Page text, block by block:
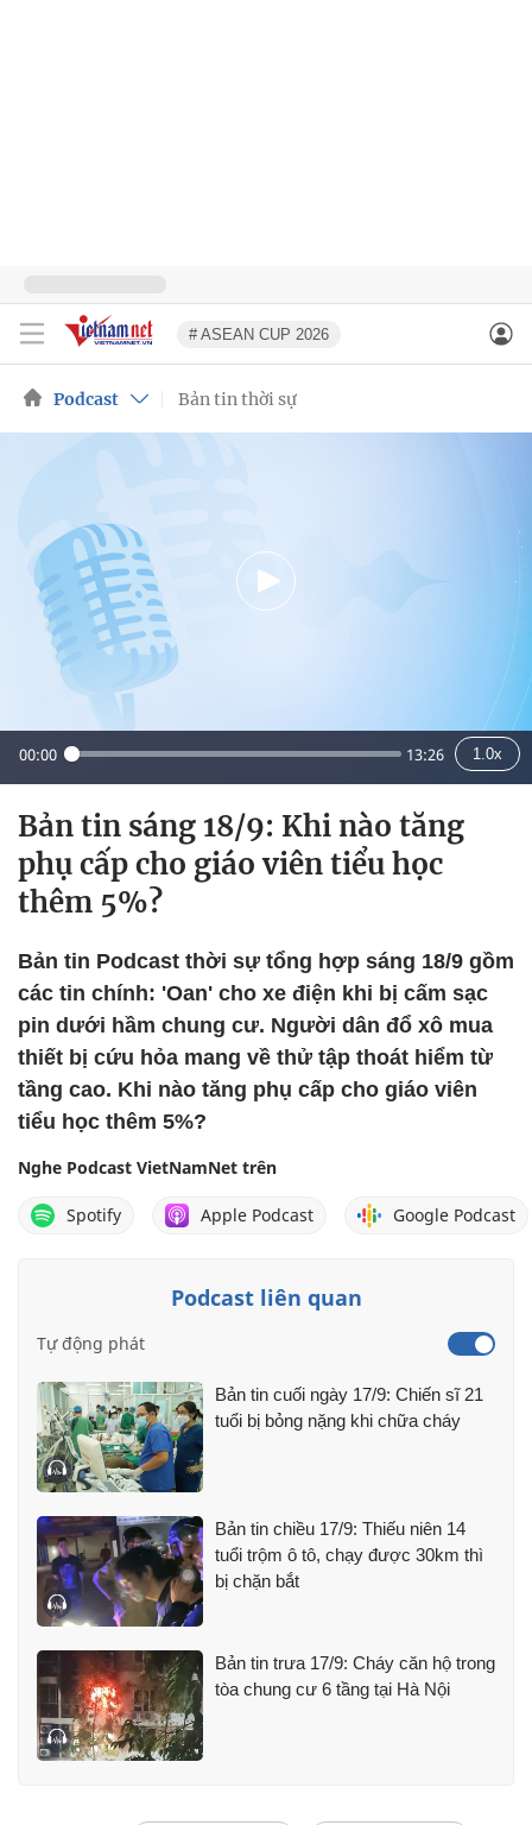
# ASEAN CUP 2026
Podcast Bản tin thời sự
00:00 13:26 1.0x
Bản tin sáng 18/9: Khi nào tăng
phụ cấp cho giáo viên tiểu học
thêm 5%?
Bản tin Podcast thời sự tổng hợp sáng 18/9 gồm
các tin chính: 'Oan' cho xe điện khi bị cấm sạc
pin dưới hầm chung cư. Người dân đổ xô mua
thiết bị cứu hỏa mang về thử tập thoát hiểm từ
tầng cao. Khi nào tăng phụ cấp cho giáo viên
tiểu học thêm 5%?
Podcast liên quan
Tự động phát
Bản tin cuối ngày 17/9: Chiến sĩ 21
tuổi bị bỏng nặng khi chữa cháy
Bản tin chiều 17/9: Thiếu niên 14
tuổi trộm ô tô, chạy được 30km thì
bị chặn bắt
Bản tin trưa 17/9: Cháy căn hộ trong
tòa chung cư 6 tầng tại Hà Nội
Nghe Podcast VietNamNet trên
Spotify Apple Podcast Google Podcast